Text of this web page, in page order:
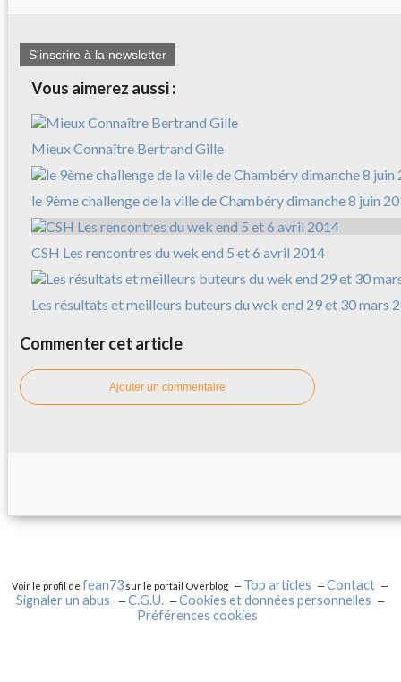
S'inscrire à la newsletter
Vous aimerez aussi :
Mieux Connaître Bertrand Gille
le 9ème challenge de la ville de Chambéry dimanche 8 juin
CSH Les rencontres du wek end 5 et 6 avril 2014
Les résultats et meilleurs buteurs du wek end 29 et 30 mars
Commenter cet article
Ajouter un commentaire
Voir le profil defean73 sur le portail Overblog Top articles
Contact
Signaler un abus
C.G.U.
Cookies et données personnelles
Préférences cookies